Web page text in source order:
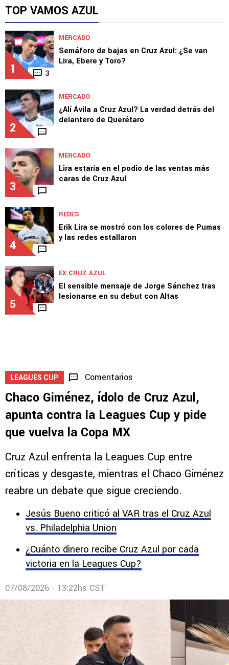
TOP VAMOS AZUL
1 3
MERCADO
Semáforo de bajas en Cruz Azul: ¿Se van
Lira, Ebere y Toro?
2
MERCADO
¿Alí Ávila a Cruz Azul? La verdad detrás del
delantero de Querétaro
3
MERCADO
Lira estaría en el podio de las ventas más
caras de Cruz Azul
4
REDES
Erik Lira se mostró con los colores de Pumas
y las redes estallaron
5
EX CRUZ AZUL
El sensible mensaje de Jorge Sánchez tras
lesionarse en su debut con Altas
LEAGUES CUP Comentarios
Chaco Giménez, ídolo de Cruz Azul,
apunta contra la Leagues Cup y pide
que vuelva la Copa MX
Cruz Azul enfrenta la Leagues Cup entre
críticas y desgaste, mientras el Chaco Giménez
reabre un debate que sigue creciendo.
Jesús Bueno criticó al VAR tras el Cruz Azul
vs. Philadelphia Union
¿Cuánto dinero recibe Cruz Azul por cada
victoria en la Leagues Cup?
07/08/2026 - 13:22hs CST